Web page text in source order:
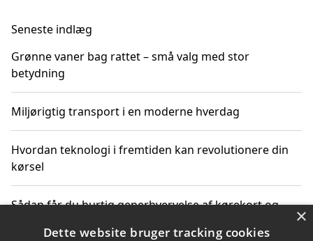
Seneste indlæg
Grønne vaner bag rattet – små valg med stor
betydning
Miljørigtig transport i en moderne hverdag
Hvordan teknologi i fremtiden kan revolutionere din
kørsel
Sådan får du hurtig generhvervelse af kørekort og
×
Dette website bruger tracking cookies